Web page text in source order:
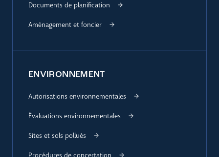
Documents de planification
Aménagement et foncier
ENVIRONNEMENT
Autorisations environnementales
Évaluations environnementales
Sites et sols pollués
Procédures de concertation